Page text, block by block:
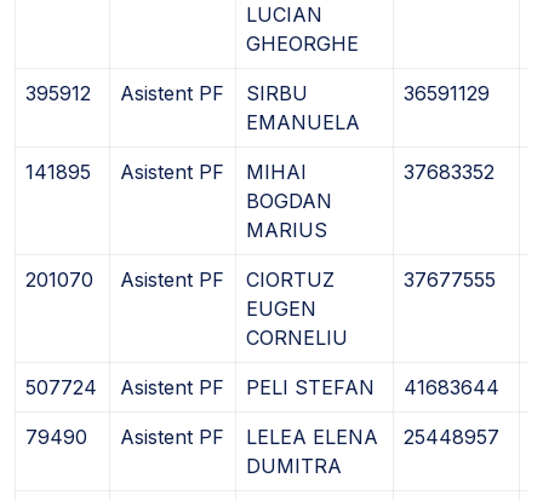
LUCIAN
GHEORGHE
395912 Asistent PF
SIRBU
EMANUELA
36591129
141895 Asistent PF
MIHAI
BOGDAN
MARIUS
37683352
201070 Asistent PF
CIORTUZ
EUGEN
CORNELIU
37677555
507724 Asistent PF PELI STEFAN 41683644
79490 Asistent PF
LELEA ELENA
DUMITRA
25448957